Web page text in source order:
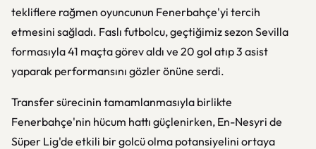
tekliflere rağmen oyuncunun Fenerbahçe'yi tercih
etmesini sağladı. Faslı futbolcu, geçtiğimiz sezon Sevilla
formasıyla 41 maçta görev aldı ve 20 gol atıp 3 asist
yaparak performansını gözler önüne serdi.
Transfer sürecinin tamamlanmasıyla birlikte
Fenerbahçe'nin hücum hattı güçlenirken, En-Nesyri de
Süper Lig'de etkili bir golcü olma potansiyelini ortaya